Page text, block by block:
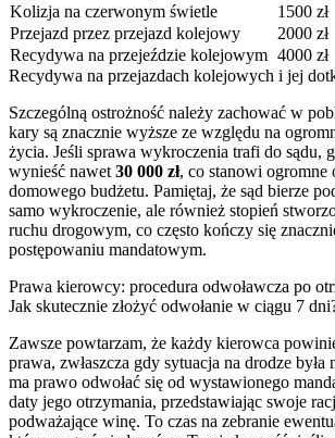
Kolizja na czerwonym świetle
1500 zł
Przejazd przez przejazd kolejowy
2000 zł
Recydywa na przejeździe kolejowym 4000 zł
Recydywa na przejazdach kolejowych i jej
Szczególną ostrożność należy zachować w
kary są znacznie wyższe ze względu na
życia. Jeśli sprawa wykroczenia trafi do sądu,
wynieść nawet 30 000 zł, co stanowi ogromne
domowego budżetu. Pamiętaj, że sąd bierze
samo wykroczenie, ale również stopień
ruchu drogowym, co często kończy się
postępowaniu mandatowym.
Prawa kierowcy: procedura odwoławcza po
Jak skutecznie złożyć odwołanie w ciągu 7
Zawsze powtarzam, że każdy kierowca
prawa, zwłaszcza gdy sytuacja na drodze była
ma prawo odwołać się od wystawionego
daty jego otrzymania, przedstawiając swoje
podważające winę. To czas na zebranie